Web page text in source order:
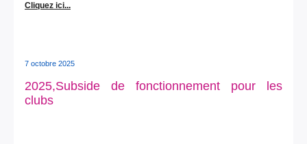
Cliquez ici...
7 octobre 2025
2025,Subside de fonctionnement pour les
clubs